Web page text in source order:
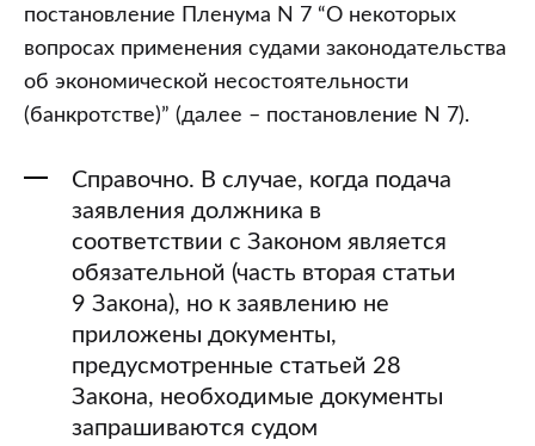
постановление Пленума N 7 “О некоторых
вопросах применения судами законодательства
об экономической несостоятельности
(банкротстве)” (далее – постановление N 7).
Справочно. В случае, когда подача
заявления должника в
соответствии с Законом является
обязательной (часть вторая статьи
9 Закона), но к заявлению не
приложены документы,
предусмотренные статьей 28
Закона, необходимые документы
запрашиваются судом